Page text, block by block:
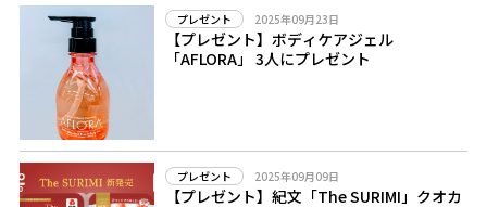
プレゼント 2025年09月23日
【プレゼント】ボディケアジェル
「AFLORA」 3人にプレゼント
プレゼント 2025年09月09日
【プレゼント】紀文「The SURIMI」クオカ